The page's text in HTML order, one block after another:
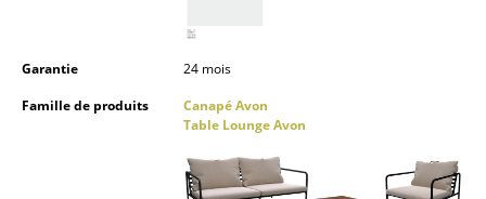
Appliques murales
Garantie
24 mois
Famille de produits
Canapé Avon
Table Lounge Avon